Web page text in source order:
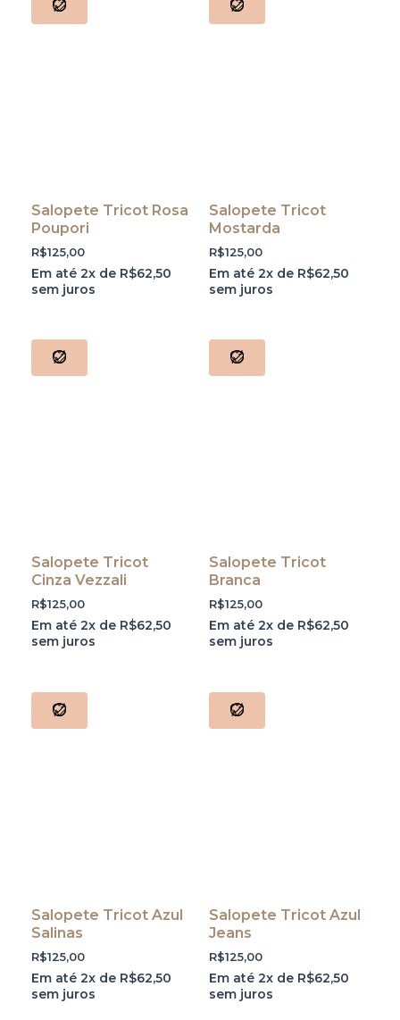
Salopete Tricot Rosa
Poupori
R$125,00
Em até 2x de R$62,50
sem juros
Salopete Tricot
Mostarda
R$125,00
Em até 2x de R$62,50
sem juros
Salopete Tricot
Cinza Vezzali
R$125,00
Em até 2x de R$62,50
sem juros
Salopete Tricot
Branca
R$125,00
Em até 2x de R$62,50
sem juros
Salopete Tricot Azul
Salinas
R$125,00
Em até 2x de R$62,50
sem juros
Salopete Tricot Azul
Jeans
R$125,00
Em até 2x de R$62,50
sem juros